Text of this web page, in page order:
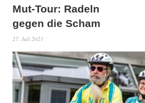
Mut-Tour: Radeln
gegen die Scham
27. Juli 2021